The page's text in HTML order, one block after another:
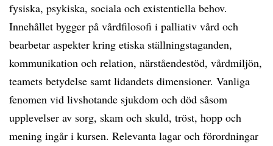
fysiska, psykiska, sociala och existentiella behov.
Innehållet bygger på vårdfilosofi i palliativ vård och
bearbetar aspekter kring etiska ställningstaganden,
kommunikation och relation, närståendestöd, vårdmiljön,
teamets betydelse samt lidandets dimensioner. Vanliga
fenomen vid livshotande sjukdom och död såsom
upplevelser av sorg, skam och skuld, tröst, hopp och
mening ingår i kursen. Relevanta lagar och förordningar